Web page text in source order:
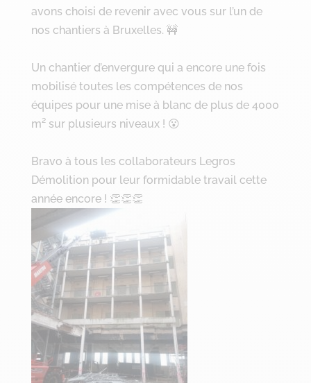
avons choisi de revenir avec vous sur l’un de
nos chantiers à Bruxelles. 🚧
Un chantier d’envergure qui a encore une fois
mobilisé toutes les compétences de nos
équipes pour une mise à blanc de plus de 4000
m² sur plusieurs niveaux ! 😮
Bravo à tous les collaborateurs Legros
Démolition pour leur formidable travail cette
année encore ! 👏👏👏